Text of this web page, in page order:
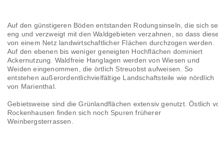
Auf den günstigeren Böden entstanden Rodungsinseln, die sich
eng und verzweigt mit den Waldgebieten verzahnen, so dass
von einem Netz landwirtschaftlicher Flächen durchzogen werden.
Auf den ebenen bis weniger geneigten Hochflächen dominiert
Ackernutzung. Waldfreie Hanglagen werden von Wiesen und
Weiden eingenommen, die örtlich Streuobst aufweisen. So
entstehen außerordentlichvielfältige Landschaftsteile wie nördlich
von Marienthal.
Gebietsweise sind die Grünlandflächen extensiv genutzt. Östlich
Rockenhausen finden sich noch Spuren früherer
Weinbergsterrassen.